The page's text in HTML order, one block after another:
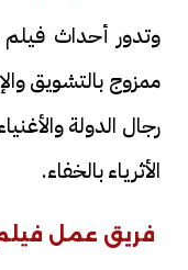
وتدور أحداث
ممزوج بالتشويق
رجال الدولة
الأثرياء بالخفاء.
فريق عمل